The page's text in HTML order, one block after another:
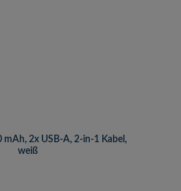
mAh, 2x USB-A, 2-in-1 Kabel,
weiß